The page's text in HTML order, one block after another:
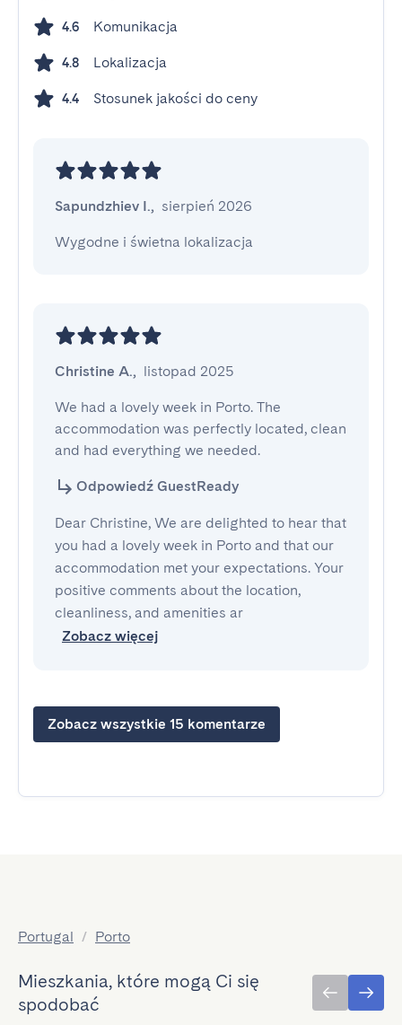
4.6 Komunikacja
4.8 Lokalizacja
4.4 Stosunek jakości do ceny
Sapundzhiev I., sierpień 2026
Wygodne i świetna lokalizacja
Christine A., listopad 2025
We had a lovely week in Porto. The
accommodation was perfectly located, clean
and had everything we needed.
Odpowiedź GuestReady
Dear Christine, We are delighted to hear that
you had a lovely week in Porto and that our
accommodation met your expectations. Your
positive comments about the location,
cleanliness, and amenities ar
Zobacz więcej
Zobacz wszystkie 15 komentarze
Portugal / Porto
Mieszkania, które mogą Ci się
spodobać